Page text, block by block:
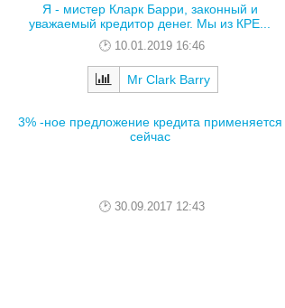
Я - мистер Кларк Барри, законный и
уважаемый кредитор денег. Мы из КРЕ...
10.01.2019 16:46
Mr Clark Barry
3% -ное предложение кредита применяется
сейчас
30.09.2017 12:43